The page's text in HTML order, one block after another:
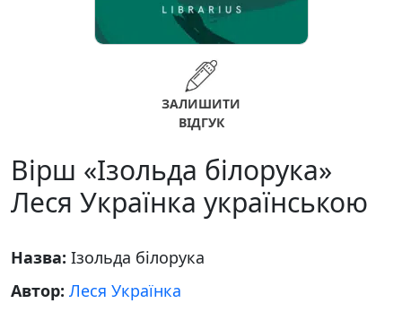
ЗАЛИШИТИ
ВІДГУК
Вірш «Ізольда білорука»
Леся Українка українською
Назва: Ізольда білорука
Автор: Леся Українка